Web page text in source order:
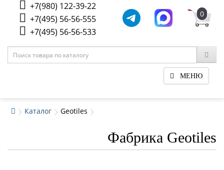
+7(980) 122-39-22
+7(495) 56-56-555
+7(495) 56-56-533
0
МЕНЮ
Каталог Geotiles
Фабрика Geotiles